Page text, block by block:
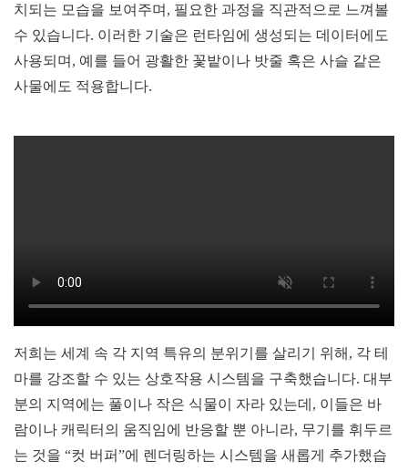
치되는 모습을 보여주며, 필요한 과정을 직관적으로 느껴볼
수 있습니다. 이러한 기술은 런타임에 생성되는 데이터에도
사용되며, 예를 들어 광활한 꽃밭이나 밧줄 혹은 사슬 같은
사물에도 적용합니다.
저희는 세계 속 각 지역 특유의 분위기를 살리기 위해, 각 테
마를 강조할 수 있는 상호작용 시스템을 구축했습니다. 대부
분의 지역에는 풀이나 작은 식물이 자라 있는데, 이들은 바
람이나 캐릭터의 움직임에 반응할 뿐 아니라, 무기를 휘두르
는 것을 “컷 버퍼”에 렌더링하는 시스템을 새롭게 추가했습